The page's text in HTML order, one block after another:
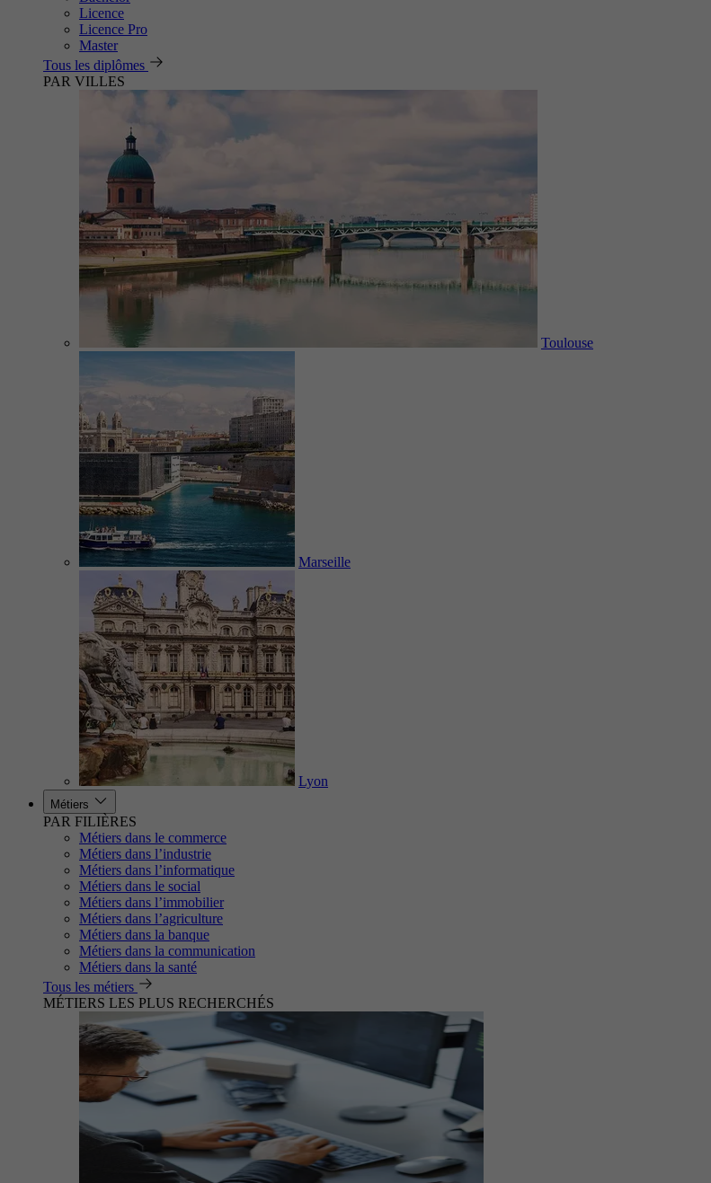
Licence
Licence Pro
Master
Tous les diplômes
PAR VILLES
Toulouse
Marseille
Lyon
Métiers
PAR FILIÈRES
Métiers dans le commerce
Métiers dans l’industrie
Métiers dans l’informatique
Métiers dans le social
Métiers dans l’immobilier
Métiers dans l’agriculture
Métiers dans la banque
Métiers dans la communication
Métiers dans la santé
Tous les métiers
MÉTIERS LES PLUS RECHERCHÉS